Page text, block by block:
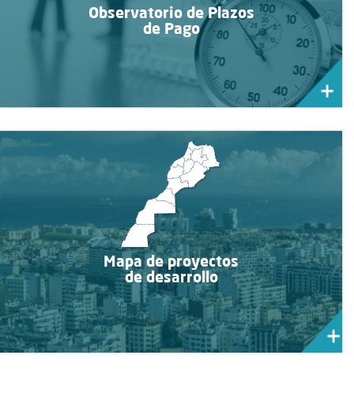
Observatorio de Plazos
de Pago
Mapa de proyectos
de desarrollo